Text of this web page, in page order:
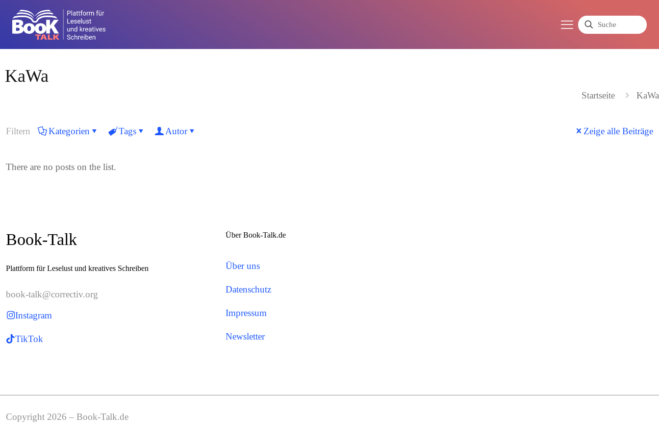
KaWa
Startseite KaWa
Filtern Kategorien Tags Autor Zeige alle Beiträge
There are no posts on the list.
Book-Talk
Plattform für Leselust und kreatives Schreiben
book-talk@correctiv.org
Instagram
TikTok
Über Book-Talk.de
Über uns
Datenschutz
Impressum
Newsletter
Copyright 2026 – Book-Talk.de